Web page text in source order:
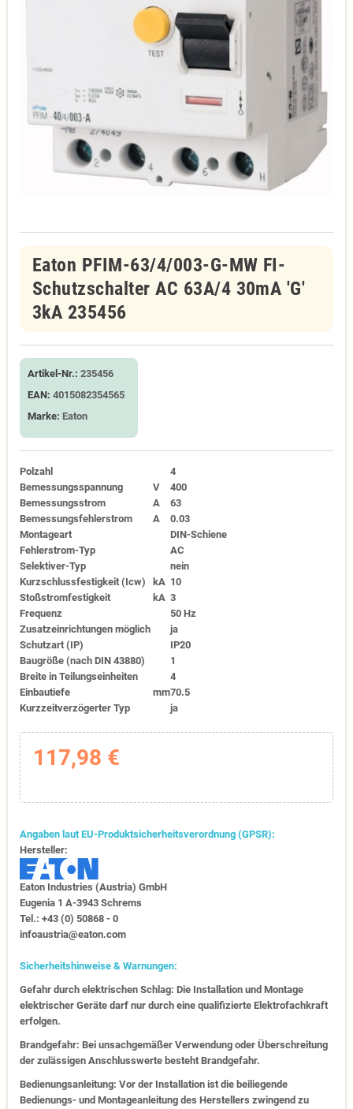
Eaton PFIM-63/4/003-G-MW FI-
Schutzschalter AC 63A/4 30mA 'G'
3kA 235456
Artikel-Nr.: 235456
EAN: 4015082354565
Marke: Eaton
Polzahl
4
Bemessungsspannung
V
400
Bemessungsstrom
A
63
Bemessungsfehlerstrom
A
0.03
Montageart
DIN-Schiene
Fehlerstrom-Typ
AC
Selektiver-Typ
nein
Kurzschlussfestigkeit (Icw)
kA 10
Stoßstromfestigkeit
kA 3
Frequenz
50 Hz
Zusatzeinrichtungen möglich
ja
Schutzart (IP)
IP20
Baugröße (nach DIN 43880)
1
Breite in Teilungseinheiten
4
Einbautiefe
mm70.5
Kurzzeitverzögerter Typ
ja
117,98 €
Angaben laut EU-Produktsicherheitsverordnung (GPSR):
Hersteller:
Eaton Industries (Austria) GmbH
Eugenia 1​ A-3943 Schrems
Tel.: +43 (0) 50868 - 0​
infoaustria@eaton.com
Sicherheitshinweise & Warnungen:
Gefahr durch elektrischen Schlag: Die Installation und Montage
elektrischer Geräte darf nur durch eine qualifizierte Elektrofachkraft
erfolgen.
Brandgefahr: Bei unsachgemäßer Verwendung oder Überschreitung
der zulässigen Anschlusswerte besteht Brandgefahr.
Bedienungsanleitung: Vor der Installation ist die beiliegende
Bedienungs- und Montageanleitung des Herstellers zwingend zu